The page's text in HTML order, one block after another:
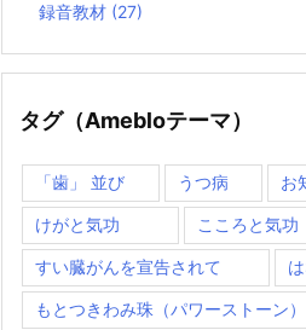
録音教材 (27)
タグ（Amebloテーマ）
「歯」 並び うつ病 お
けがと気功 こころと気功
すい臓がんを宣告されて
もとつきわみ珠（パワーストーン）